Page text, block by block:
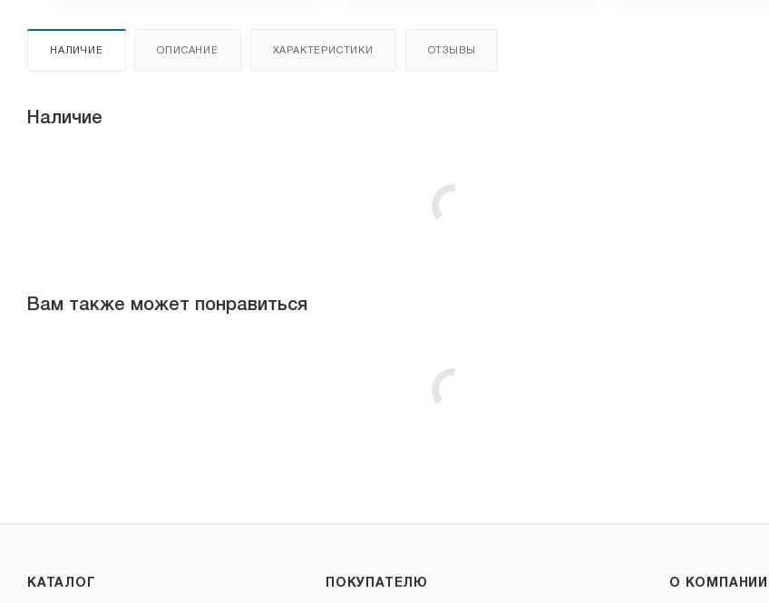
НАЛИЧИЕ ОПИСАНИЕ ХАРАКТЕРИСТИКИ ОТЗЫВЫ
Наличие
Вам также может понравиться
КАТАЛОГ ПОКУПАТЕЛЮ О КОМПАНИИ